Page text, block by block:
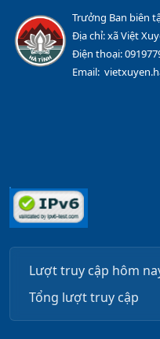
Trưởng Ban biên
Địa chỉ: xã Việt
Điện thoại:
Email:
Lượt truy cập hôm
Tổng lượt truy cập